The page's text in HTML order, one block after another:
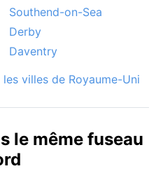
Southend-on-Sea
Derby
Daventry
villes de Royaume-Uni
le même fuseau